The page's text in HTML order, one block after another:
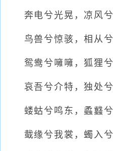
奔电兮光晃，凉风兮
鸟兽兮惊骇，相从兮
鸳鸯兮噰噰，狐狸兮
哀吾兮介特，独处兮
蝼蛄兮鸣东，蟊蠽兮
蛓缘兮我裳，蠋入兮